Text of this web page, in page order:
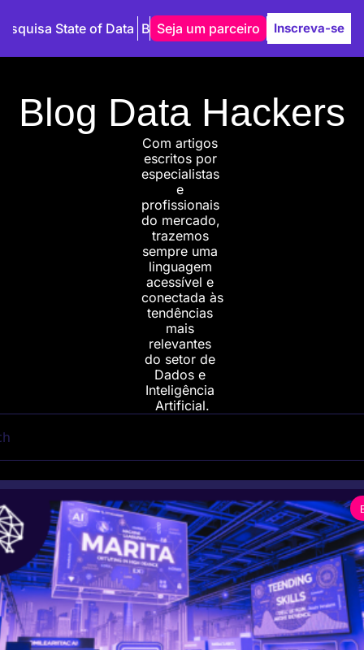
State of Data Blog Autores
Seja um parceiro Inscreva-se
Blog Data Hackers
Com artigos
escritos por
especialistas
e
profissionais
do mercado,
trazemos
sempre uma
linguagem
acessível e
conectada às
tendências
mais
relevantes
do setor de
Dados e
Inteligência
Artificial.